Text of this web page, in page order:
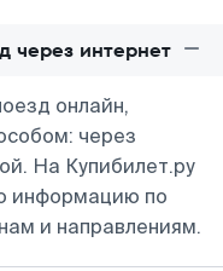
через интернет
онлайн,
через
На Купибилет.ру
информацию по
и направлениям.